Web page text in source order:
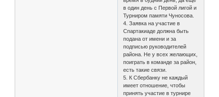
в один день с Первой лигой и
Турниром памяти Чуносова.
4. Заявка на участие в
Спартакиаде должна быть
подана от имени и за
подписью руководителей
района. Не у всех желающих,
поиграть в команде за район,
есть такие связи.
5. К Сбербанку не каждый
имеет отношение, чтобы
принять участие в турнире